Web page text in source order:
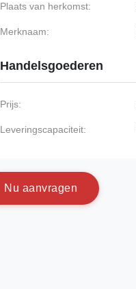
Plaats van herkomst:
Merknaam:
Handelsgoederen
Prijs:
Leveringscapaciteit:
N u aanvragen